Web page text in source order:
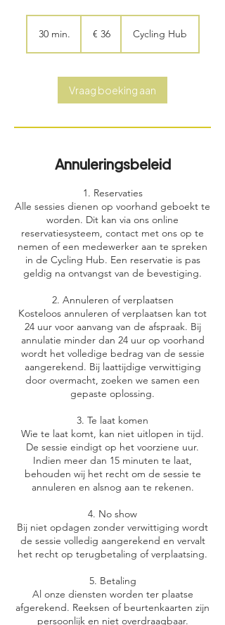
30 min.
i
n
.
€ 36 Cycling Hub
Vraag boeking aan
Annuleringsbeleid
1. Reservaties
Alle sessies dienen op voorhand geboekt te
worden. Dit kan via ons online
reservatiesysteem, contact met ons op te
nemen of een medewerker aan te spreken
in de Cycling Hub. Een reservatie is pas
geldig na ontvangst van de bevestiging.
2. Annuleren of verplaatsen
Kosteloos annuleren of verplaatsen kan tot
24 uur voor aanvang van de afspraak. Bij
annulatie minder dan 24 uur op voorhand
wordt het volledige bedrag van de sessie
aangerekend. Bij laattijdige verwittiging
door overmacht, zoeken we samen een
gepaste oplossing.
3. Te laat komen
Wie te laat komt, kan niet uitlopen in tijd.
De sessie eindigt op het voorziene uur.
Indien meer dan 15 minuten te laat,
behouden wij het recht om de sessie te
annuleren en alsnog aan te rekenen.
4. No show
Bij niet opdagen zonder verwittiging wordt
de sessie volledig aangerekend en vervalt
het recht op terugbetaling of verplaatsing.
5. Betaling
Al onze diensten worden ter plaatse
afgerekend. Reeksen of beurtenkaarten zijn
persoonlijk en niet overdraagbaar.